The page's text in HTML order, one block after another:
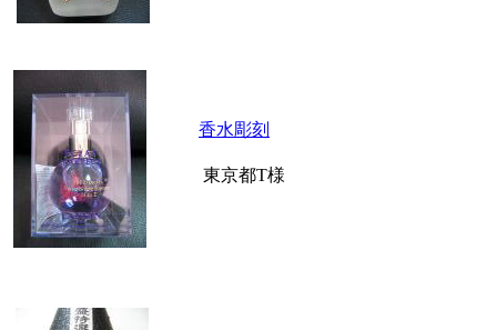
香水彫刻
東京都T様